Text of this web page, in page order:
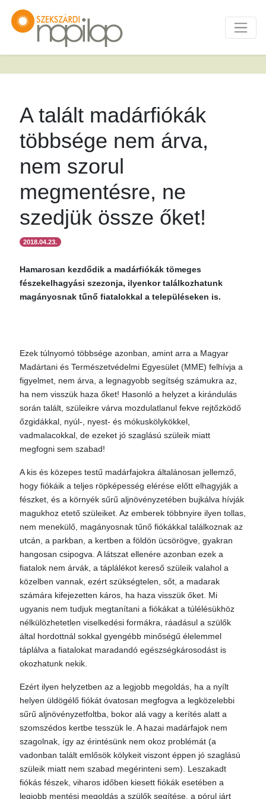
A talált madárfiókák
többsége nem árva,
nem szorul
megmentésre, ne
szedjük össze őket!
2018.04.23.
Hamarosan kezdődik a madárfiókák tömeges
fészekelhagyási szezonja, ilyenkor találkozhatunk
magányosnak tűnő fiatalokkal a településeken is.
Ezek túlnyomó többsége azonban, amint arra a Magyar
Madártani és Természetvédelmi Egyesület (MME) felhívja a
figyelmet, nem árva, a legnagyobb segítség számukra az,
ha nem visszük haza őket! Hasonló a helyzet a kirándulás
során talált, szüleikre várva mozdulatlanul fekve rejtőzködő
őzgidákkal, nyúl-, nyest- és mókuskölykökkel,
vadmalacokkal, de ezeket jó szaglású szüleik miatt
megfogni sem szabad!
A kis és közepes testű madárfajokra általánosan jellemző,
hogy fiókáik a teljes röpképesség elérése előtt elhagyják a
fészket, és a környék sűrű aljnövényzetében bujkálva hívják
magukhoz etető szüleiket. Az emberek többnyire ilyen tollas,
nem menekülő, magányosnak tűnő fiókákkal találkoznak az
utcán, a parkban, a kertben a földön ücsörögve, gyakran
hangosan csipogva. A látszat ellenére azonban ezek a
fiatalok nem árvák, a táplálékot kereső szüleik valahol a
közelben vannak, ezért szükségtelen, sőt, a madarak
számára kifejezetten káros, ha haza visszük őket. Mi
ugyanis nem tudjuk megtanítani a fiókákat a túlélésükhöz
nélkülözhetetlen viselkedési formákra, ráadásul a szülők
által hordottnál sokkal gyengébb minőségű élelemmel
táplálva a fiatalokat maradandó egészségkárosodást is
okozhatunk nekik.
Ezért ilyen helyzetben az a legjobb megoldás, ha a nyílt
helyen üldögélő fiókát óvatosan megfogva a legközelebbi
sűrű aljnövényzetfoltba, bokor alá vagy a kerítés alatt a
szomszédos kertbe tesszük le. A hazai madárfajok nem
szagolnak, így az érintésünk nem okoz problémát (a
vadonban talált emlősök kölykeit viszont éppen jó szaglású
szüleik miatt nem szabad megérinteni sem). Leszakadt
fiókás fészek, viharos időben kiesett fiókák esetében a
legjobb mentési megoldás a szülők segítése, a pórul járt